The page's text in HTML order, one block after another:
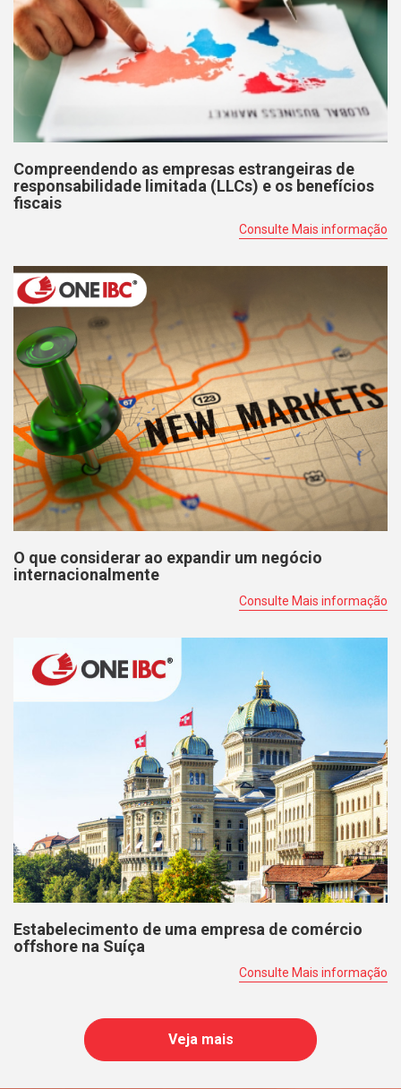
Compreendendo as empresas estrangeiras de
responsabilidade limitada (LLCs) e os benefícios
fiscais
Consulte Mais informação
O que considerar ao expandir um negócio
internacionalmente
Consulte Mais informação
Estabelecimento de uma empresa de comércio
offshore na Suíça
Consulte Mais informação
Veja mais